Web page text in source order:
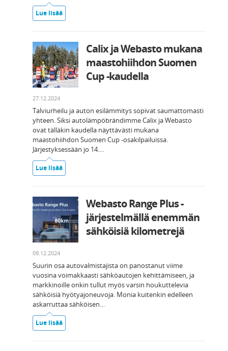
Lue lisää
Calix ja Webasto mukana
maastohiihdon Suomen
Cup -kaudella
27.12.2024
Talviurheilu ja auton esilämmitys sopivat saumattomasti
yhteen. Siksi autolämpöbrändimme Calix ja Webasto
ovat tälläkin kaudella näyttävästi mukana
maastohiihdon Suomen Cup -osakilpailuissa.
Järjestyksessään jo 14.…
Lue lisää
Webasto Range Plus -
järjestelmällä enemmän
sähköisiä kilometrejä
09.12.2024
Suurin osa autovalmistajista on panostanut viime
vuosina voimakkaasti sähköautojen kehittämiseen, ja
markkinoille onkin tullut myös varsin houkuttelevia
sähköisiä hyötyajoneuvoja. Monia kuitenkin edelleen
askarruttaa sähköisen…
Lue lisää